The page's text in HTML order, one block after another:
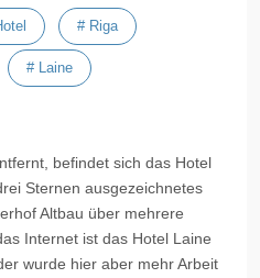
# Riga
# Laine
befindet sich das Hotel
Sternen ausgezeichnetes
Altbau über mehrere
Internet ist das Hotel Laine
wurde hier aber mehr Arbeit